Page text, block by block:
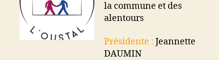
la commune et des
alentours
Présidente : Jeannette
DAUMIN